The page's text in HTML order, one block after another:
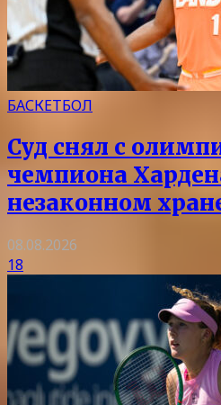
БАСКЕТБОЛ
Суд снял с
чемпиона
незаконном
08.08.2026
18